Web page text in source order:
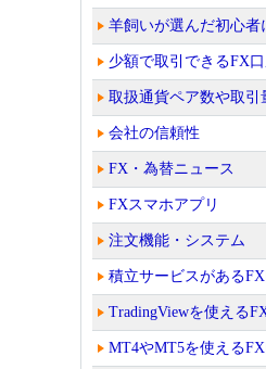
羊飼いが選んだ初心者
少額で取引できるFX
取扱通貨ペア数や取引
会社の信頼性
FX・為替ニュース
FXスマホアプリ
注文機能・システム
積立サービスがある
TradingViewを使える
MT4やMT5を使える